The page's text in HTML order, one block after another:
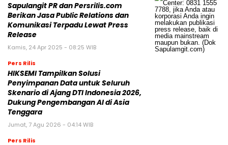
Sapulangit PR dan Persrilis.com
Berikan Jasa Public Relations dan
Komunikasi Terpadu Lewat Press
Release
Kamis, 24 Apr 2025 - 08:25 WIB
Pers Rilis
HIKSEMI Tampilkan Solusi
Penyimpanan Data untuk Seluruh
Skenario di Ajang DTI Indonesia 2026,
Dukung Pengembangan AI di Asia
Tenggara
Jumat, 7 Agu 2026 - 04:14 WIB
Pers Rilis